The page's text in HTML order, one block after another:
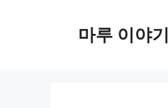
마루 이야기